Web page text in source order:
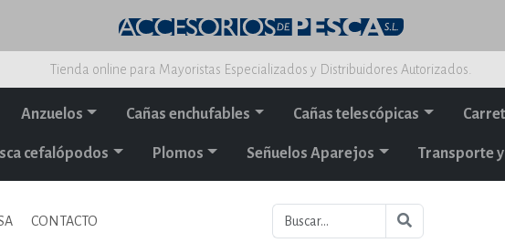
Tienda online para Mayoristas Especializados y Distribuidores Autorizados.
Anzuelos Cañas enchufables Cañas telescópicas
cefalópodos Plomos Señuelos Aparejos Transporte
CONTACTO